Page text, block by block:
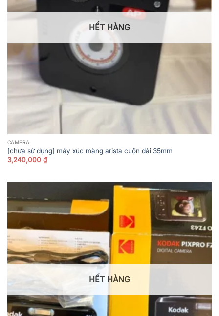
HẾT HÀNG
CAMERA
[chưa sử dụng] máy xúc màng arista cuộn dài 35mm
3,240,000 ₫
HẾT HÀNG